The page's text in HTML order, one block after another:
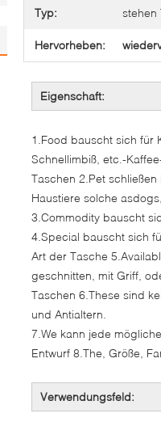
Typ: stehen
Hervorheben:
Eigenschaft:
1.Food bauscht sich für
Schnellimbiß, etc.-
Taschen 2.Pet
Haustiere solche
3.Commodity bauscht
4.Special bauscht sich
Art der Tasche
geschnitten, mit Griff,
Taschen 6.These sind
und Antialtern.
7.We kann jede
Entwurf 8.The, Größe,
Verwendungsfeld: